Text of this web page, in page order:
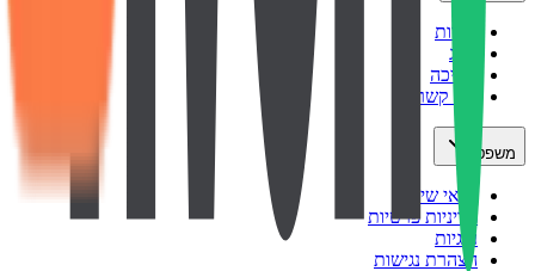
אודות
בלוג
תמיכה
צור קשר
משפטי
תנאי שימוש
מדיניות פרטיות
עוגיות
הצהרת נגישות